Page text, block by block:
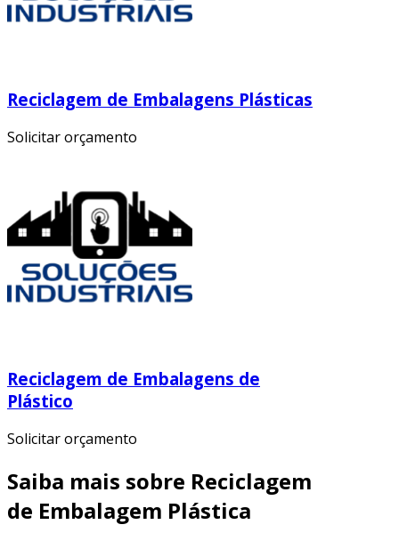
Reciclagem de Embalagens Plásticas
Solicitar orçamento
Reciclagem de Embalagens de
Plástico
Solicitar orçamento
Saiba mais sobre Reciclagem
de Embalagem Plástica